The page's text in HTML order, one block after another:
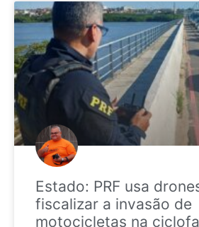
Estado: PRF usa
fiscalizar a invasão de
motocicletas na